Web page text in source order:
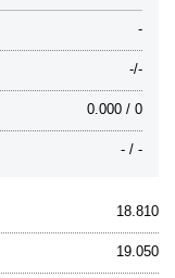
-
-/-
0.000 / 0
- / -
18.810
19.050